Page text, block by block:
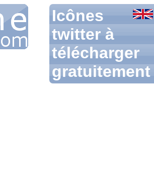
Icônes
twitter à
télécharger
gratuitement